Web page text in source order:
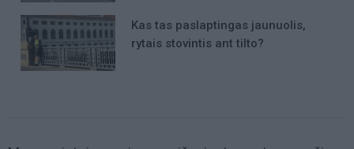
Kas tas paslaptingas jaunuolis,
rytais stovintis ant tilto?